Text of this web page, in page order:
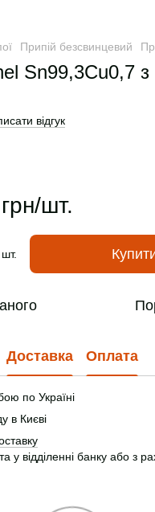
Припій безсвинцевий
Sn99,3Cu0,7
відгук
шт.
шт.
Доставка Оплата
по Україні
в Києві
у відділенні банку або з